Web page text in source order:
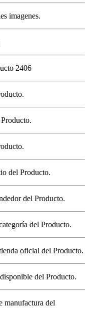
imagenes.
2406
del Producto.
del Producto.
del Producto.
oficial del Producto.
del Producto.
manufactura del